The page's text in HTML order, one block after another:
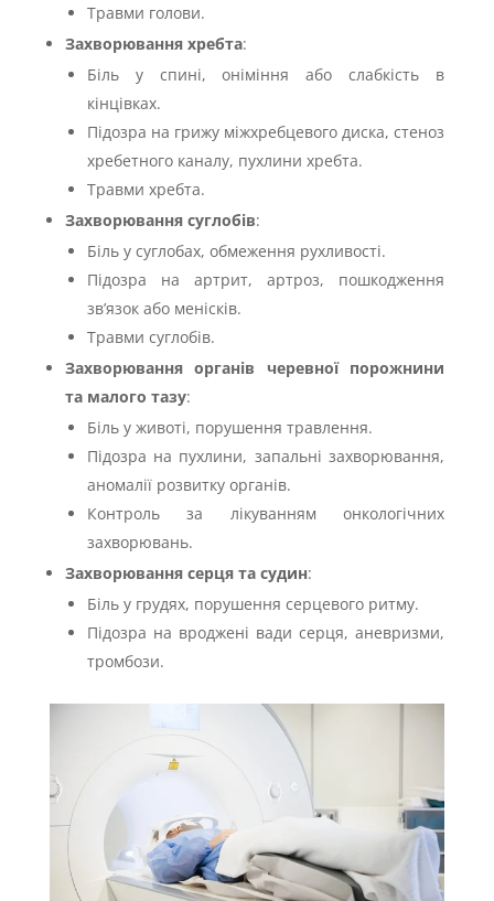
Травми голови.
Захворювання хребта:
Біль у спині, оніміння або слабкість в
кінцівках.
Підозра на грижу міжхребцевого диска, стеноз
хребетного каналу, пухлини хребта.
Травми хребта.
Захворювання суглобів:
Біль у суглобах, обмеження рухливості.
Підозра на артрит, артроз, пошкодження
зв’язок або менісків.
Травми суглобів.
Захворювання органів черевної порожнини
та малого тазу:
Біль у животі, порушення травлення.
Підозра на пухлини, запальні захворювання,
аномалії розвитку органів.
Контроль за лікуванням онкологічних
захворювань.
Захворювання серця та судин:
Біль у грудях, порушення серцевого ритму.
Підозра на вроджені вади серця, аневризми,
тромбози.